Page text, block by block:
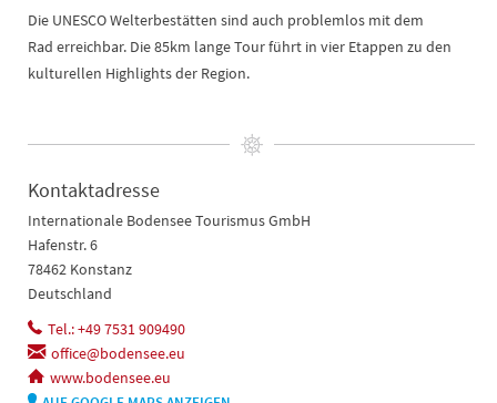
Die UNESCO Welterbestätten sind auch problemlos mit dem
Rad erreichbar. Die 85km lange Tour führt in vier Etappen zu den
kulturellen Highlights der Region.
Kontaktadresse
Internationale Bodensee Tourismus GmbH
Hafenstr. 6
78462 Konstanz
Deutschland
Tel.: +49 7531 909490
office@bodensee.eu
www.bodensee.eu